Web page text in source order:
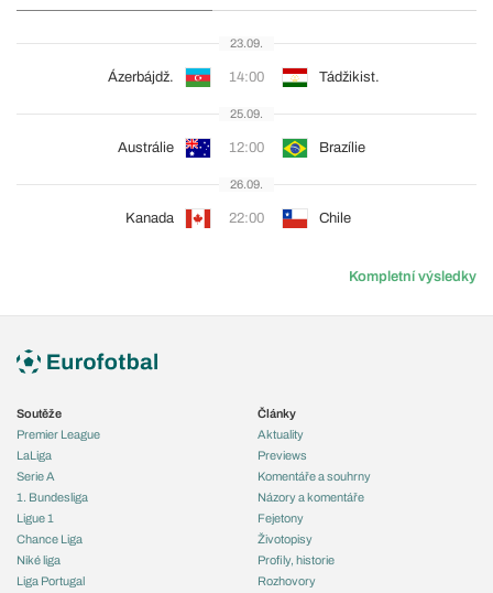
23.09.
Ázerbájdž. 14:00 Tádžikist.
25.09.
Austrálie 12:00 Brazílie
26.09.
Kanada 22:00 Chile
Kompletní výsledky
Soutěže
Premier League
LaLiga
Serie A
1. Bundesliga
Ligue 1
Chance Liga
Niké liga
Liga Portugal
Články
Aktuality
Previews
Komentáře a souhrny
Názory a komentáře
Fejetony
Životopisy
Profily, historie
Rozhovory